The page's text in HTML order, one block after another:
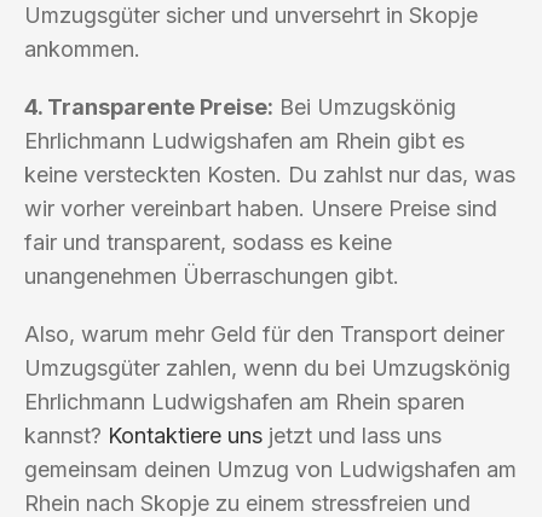
Umzugsgüter sicher und unversehrt in Skopje
ankommen.
4. Transparente Preise: Bei Umzugskönig
Ehrlichmann Ludwigshafen am Rhein gibt es
keine versteckten Kosten. Du zahlst nur das, was
wir vorher vereinbart haben. Unsere Preise sind
fair und transparent, sodass es keine
unangenehmen Überraschungen gibt.
Also, warum mehr Geld für den Transport deiner
Umzugsgüter zahlen, wenn du bei Umzugskönig
Ehrlichmann Ludwigshafen am Rhein sparen
kannst? Kontaktiere uns jetzt und lass uns
gemeinsam deinen Umzug von Ludwigshafen am
Rhein nach Skopje zu einem stressfreien und